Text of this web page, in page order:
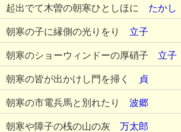
起出でて木曽の朝寒ひとしほに たかし
朝寒の子に縁側の光りをり 立子
朝寒のショーウィンドーの厚硝子 立子
朝寒の皆が出かけし門を掃く 貞
朝寒の市電兵馬と別れたり 波郷
朝寒や障子の桟の山の灰 万太郎